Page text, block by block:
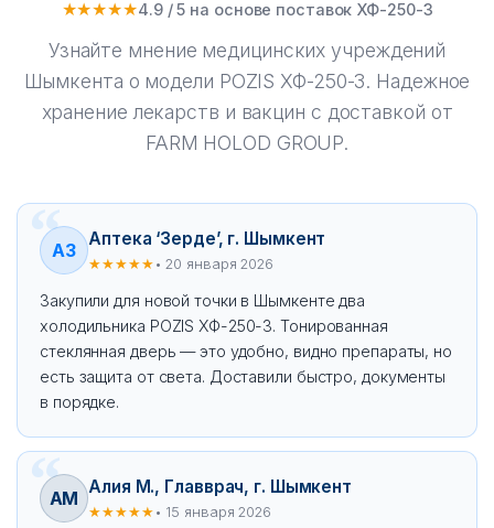
★★★★★4.9 / 5 на основе поставок ХФ-250-3
Узнайте мнение медицинских учреждений
Шымкента о модели POZIS ХФ-250-3. Надежное
хранение лекарств и вакцин с доставкой от
FARM HOLOD GROUP.
АЗ
Аптека ‘Зерде’, г. Шымкент
★★★★★ • 20 января 2026
Закупили для новой точки в Шымкенте два
холодильника POZIS ХФ-250-3. Тонированная
стеклянная дверь — это удобно, видно препараты, но
есть защита от света. Доставили быстро, документы
в порядке.
АМ
Алия М., Главврач, г. Шымкент
★★★★★ • 15 января 2026